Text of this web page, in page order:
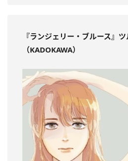
『ランジェリー・ブルース』
（KADOKAWA）